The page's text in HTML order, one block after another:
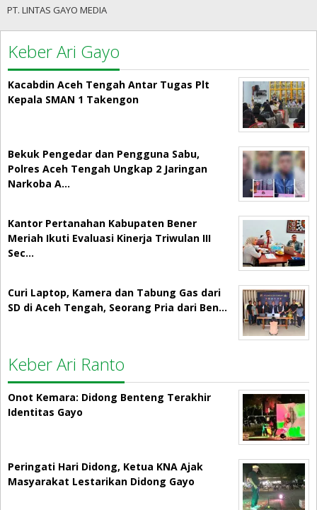
PT. LINTAS GAYO MEDIA
Keber Ari Gayo
Kacabdin Aceh Tengah Antar Tugas Plt
Kepala SMAN 1 Takengon
Bekuk Pengedar dan Pengguna Sabu,
Polres Aceh Tengah Ungkap 2 Jaringan
Narkoba A…
Kantor Pertanahan Kabupaten Bener
Meriah Ikuti Evaluasi Kinerja Triwulan III
Sec…
Curi Laptop, Kamera dan Tabung Gas dari
SD di Aceh Tengah, Seorang Pria dari Ben…
Keber Ari Ranto
Onot Kemara: Didong Benteng Terakhir
Identitas Gayo
Peringati Hari Didong, Ketua KNA Ajak
Masyarakat Lestarikan Didong Gayo